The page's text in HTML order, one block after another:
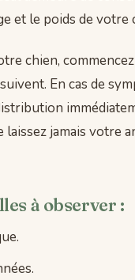
et le poids de votre
chien,
En cas de
jamais votre
à observer :